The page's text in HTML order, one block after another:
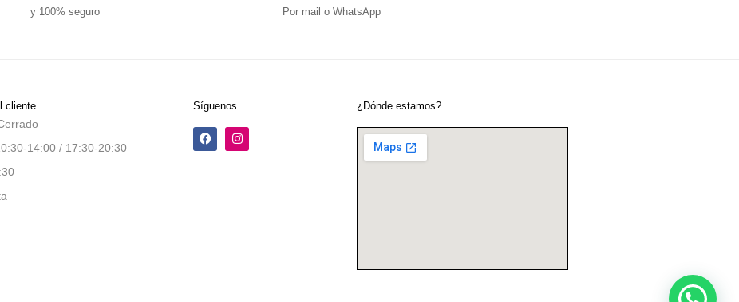
y 100% seguro Por mail o WhatsApp
cliente
14:00 / 17:30-20:30
Síguenos ¿Dónde estamos?